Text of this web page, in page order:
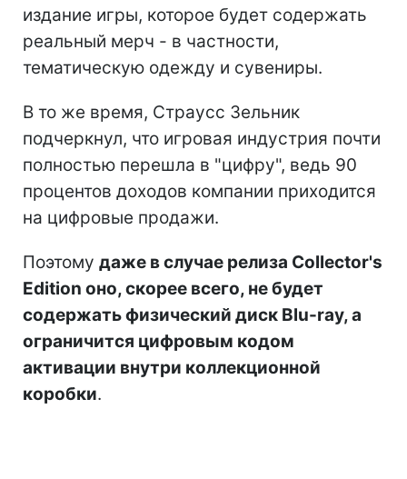
издание игры, которое будет содержать
реальный мерч - в частности,
тематическую одежду и сувениры.
В то же время, Страусс Зельник
подчеркнул, что игровая индустрия почти
полностью перешла в "цифру", ведь 90
процентов доходов компании приходится
на цифровые продажи.
Поэтому даже в случае релиза Collector's
Edition оно, скорее всего, не будет
содержать физический диск Blu-ray, а
ограничится цифровым кодом
активации внутри коллекционной
коробки.